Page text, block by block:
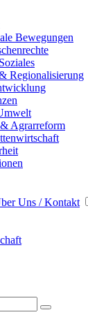
Bewegungen
Regionalisierung
Agrarreform
Uns / Kontakt